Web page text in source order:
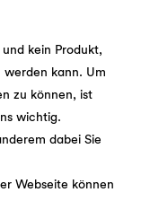
kein Produkt,
kann. Um
zu können, ist
wichtig.
dabei Sie
Webseite können